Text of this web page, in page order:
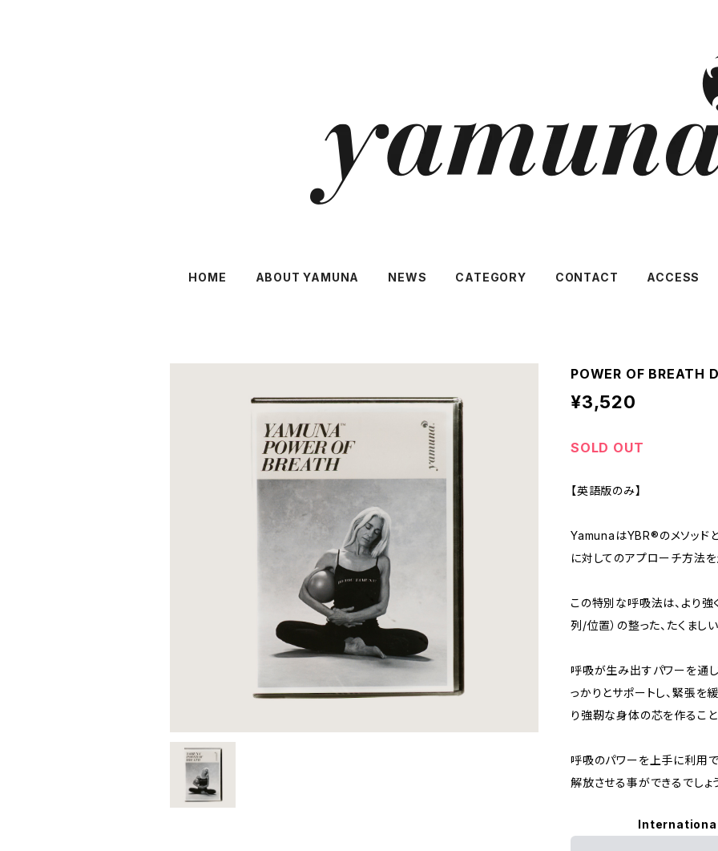
HOME ABOUT YAMUNA NEWS CATEGORY CONTACT ACCESS
POWER OF BREATH
¥3,520
SOLD OUT
【英語版のみ】
YamunaはYBR®のメソッド
に対してのアプローチ方法
この特別な呼吸法は、より強
列/位置）の整った、たくまし
呼吸が生み出すパワーを通
っかりとサポートし、緊張を
り強靭な身体の芯を作るこ
呼吸のパワーを上手に利用
解放させる事ができるでしょ